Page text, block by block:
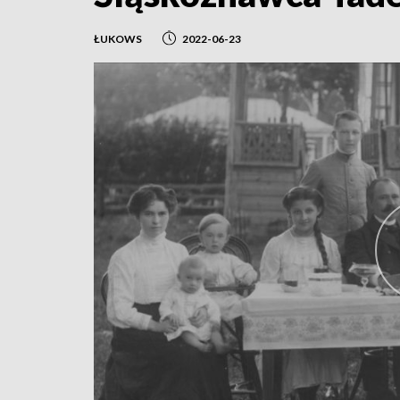
ŁUKOWS 2022-06-23